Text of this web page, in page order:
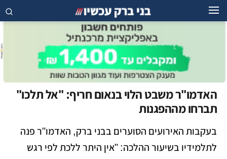
האדמו"ר משבט הלוי בנאום חריף: "אל תלכו"
תברחו מההפגנות
בעקבות האירועים הסוערים בבני ברק, האדמו"ר פנה
לתלמידיו בשיעור ההלכה: "אין היתר ללכת לפי רגש